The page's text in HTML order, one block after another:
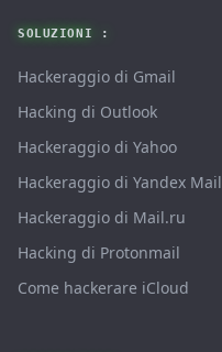
SOLUZIONI :
Hackeraggio di Gmail
Hacking di Outlook
Hackeraggio di Yahoo
Hackeraggio di Yandex Mail
Hackeraggio di Mail.ru
Hacking di Protonmail
Come hackerare iCloud